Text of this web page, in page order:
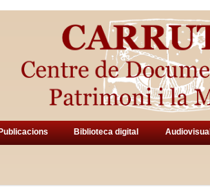
Publicacions Biblioteca digital Audiovisual